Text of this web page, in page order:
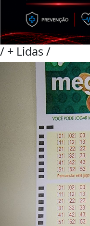
/ + Lidas/